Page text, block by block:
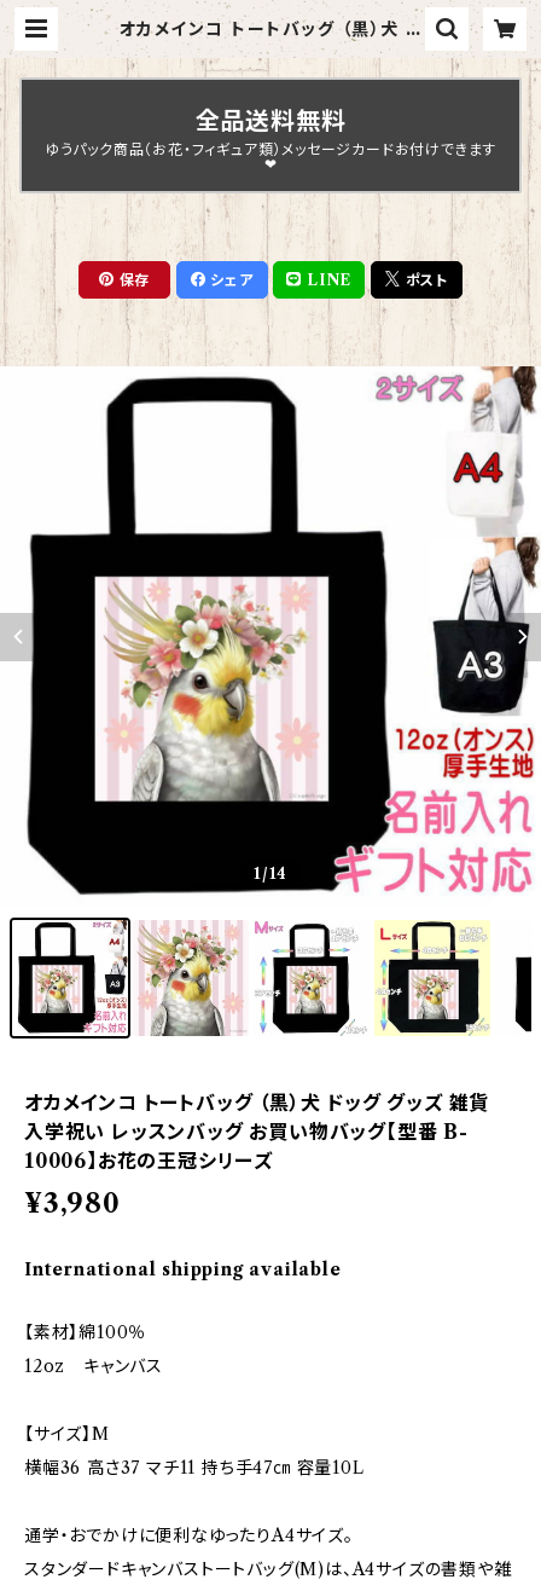
オカメインコ トートバッグ （黒）犬 ド
ッグ グッズ 雑貨 入学祝い レッスン
バッグ お買い物バッグ【型番 B-100
06】お花の王冠シリーズ | Chopin
Design
全品送料無料
ゆうパック商品（お花・フィギュア類）メッセージカードお付けできます
❤
保存 シェア LINE ポスト
1/14
オカメインコ トートバッグ （黒）犬 ドッグ グッズ 雑貨
入学祝い レッスンバッグ お買い物バッグ【型番 B-
10006】お花の王冠シリーズ
¥3,980
International shipping available
【素材】綿100％
12oz キャンバス
【サイズ】M
横幅36 高さ37 マチ11 持ち手47㎝ 容量10L
通学・おでかけに便利なゆったりA4サイズ。
スタンダードキャンバストートバッグ(M)は、A4サイズの書類や雑